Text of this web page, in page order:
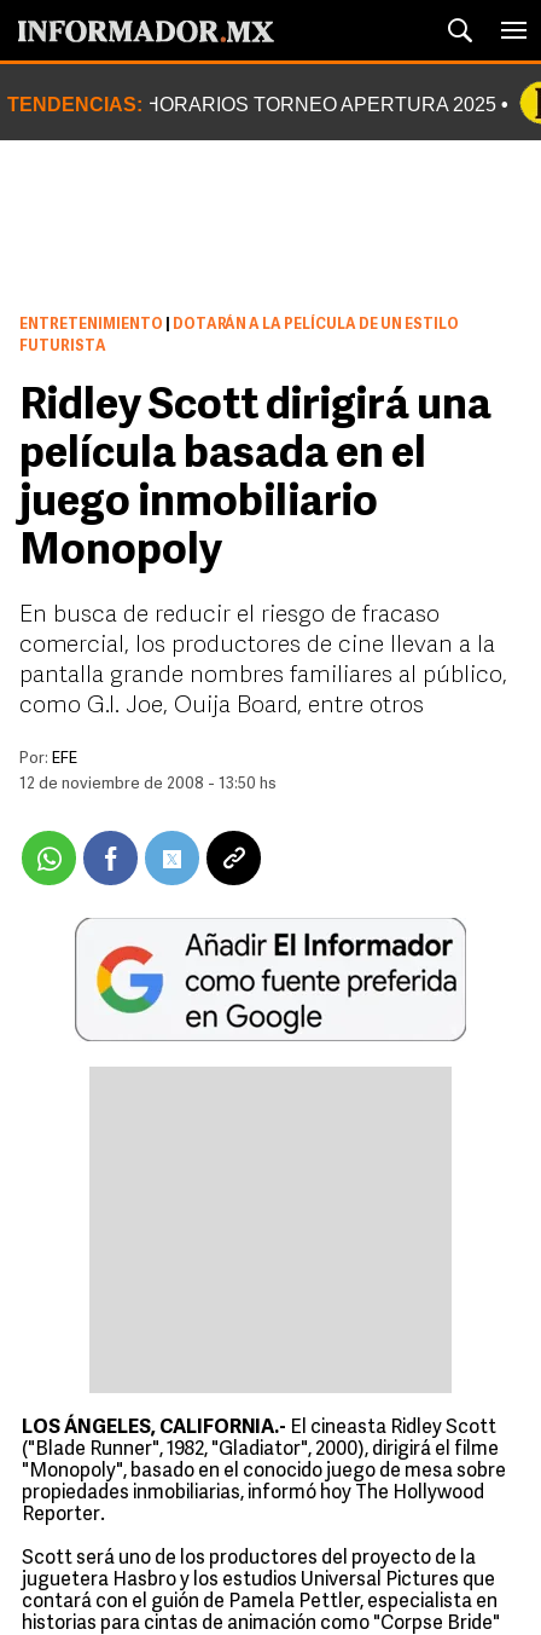
TENDENCIAS: HORARIOS TORNEO APERTURA 2025
ENTRETENIMIENTO
DOTARÁN A LA PELÍCULA DE UN ESTILO
FUTURISTA
Ridley Scott dirigirá una
película basada en el
juego inmobiliario
Monopoly
En busca de reducir el riesgo de fracaso
comercial, los productores de cine llevan a la
pantalla grande nombres familiares al público,
como G.I. Joe, Ouija Board, entre otros
Por: EFE
12 de noviembre de 2008 - 13:50 hs
LOS ÁNGELES, CALIFORNIA.- El cineasta Ridley Scott
("Blade Runner", 1982, "Gladiator", 2000), dirigirá el filme
"Monopoly", basado en el conocido juego de mesa sobre
propiedades inmobiliarias, informó hoy The Hollywood
Reporter.
Scott será uno de los productores del proyecto de la
juguetera Hasbro y los estudios Universal Pictures que
contará con el guión de Pamela Pettler, especialista en
historias para cintas de animación como "Corpse Bride"